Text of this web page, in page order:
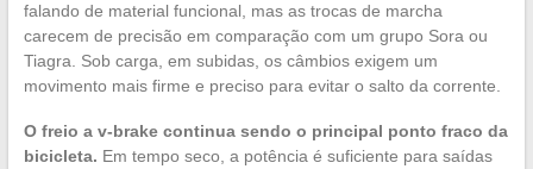
falando de material funcional, mas as trocas de marcha
carecem de precisão em comparação com um grupo Sora ou
Tiagra. Sob carga, em subidas, os câmbios exigem um
movimento mais firme e preciso para evitar o salto da corrente.
O freio a v-brake continua sendo o principal ponto fraco da
bicicleta. Em tempo seco, a potência é suficiente para saídas